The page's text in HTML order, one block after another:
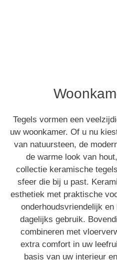
combineer stijl en
Tegels vormen een
uw woonkamer. Of u nu
van natuursteen, de
de warme look van
collectie keramische
sfeer die bij u past.
esthetiek met praktische
onderhoudsvriendelijk
dagelijks gebruik.
combineren met
extra comfort in uw
basis van uw interieur